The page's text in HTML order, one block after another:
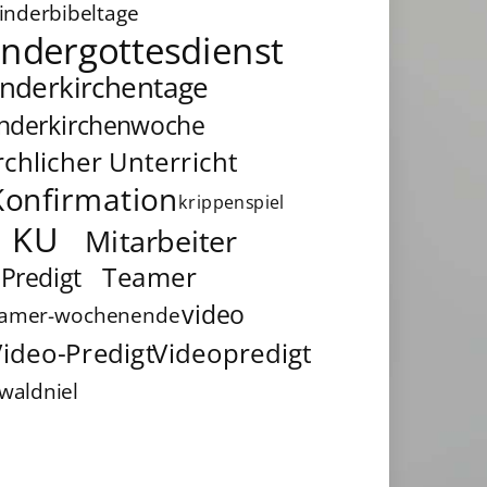
Unterricht
krippenspiel
KU Mitarbeiter
Predigt Teamer
wochenendevideo
PredigtVideopredigt